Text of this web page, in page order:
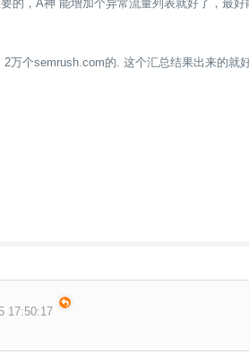
的，A神 能增加个异常流量列表就好了，最
万个semrush.com的. 这个汇总结果出来的就
17:50:17